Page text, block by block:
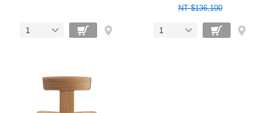
1
NT $136,100
1